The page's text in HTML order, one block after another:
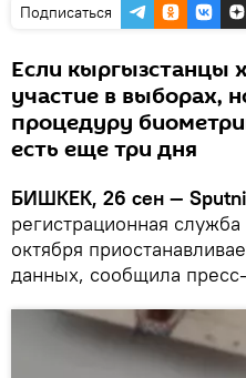
Подписаться
Если кыргызстанцы
участие в выборах,
процедуру
есть еще три дня
БИШКЕК, 26 сен —
регистрационная
октября
данных, сообщила